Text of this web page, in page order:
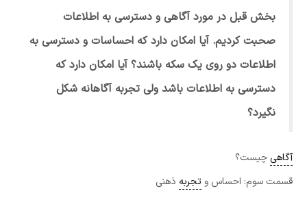
بخش قبل در مورد آگاهی و دسترسی به اطلاعات
صحبت کردیم. آیا امکان دارد که احساسات و دسترسی به
اطلاعات دو روی یک سکه باشند؟ آیا امکان دارد که
دسترسی به اطلاعات باشد ولی تجربه آگاهانه شکل
نگیرد؟
آگاهی چیست؟
قسمت سوم: احساس و تجربه ذهنی